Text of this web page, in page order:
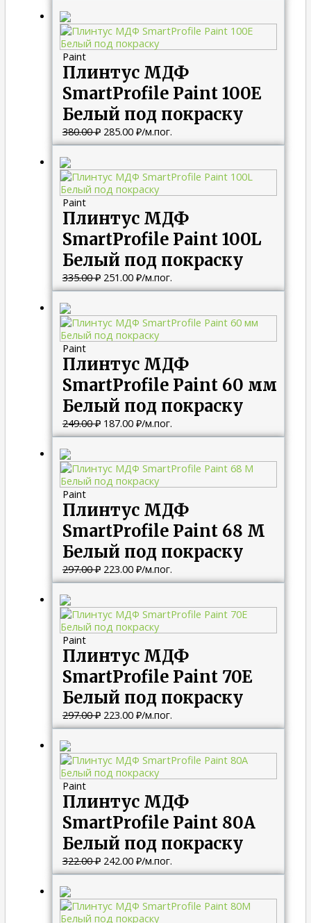
Paint
Плинтус МДФ
SmartProfile Paint 100E
Белый под покраску
380.00₽
составляла
380.00 ₽.
285.00 ₽
285.00 ₽.
/м.пог.
Paint
Плинтус МДФ
SmartProfile Paint 100L
Белый под покраску
335.00₽
составляла
335.00 ₽.
251.00 ₽
251.00 ₽.
/м.пог.
Paint
Плинтус МДФ
SmartProfile Paint 60 мм
Белый под покраску
249.00₽
составляла
249.00 ₽.
187.00 ₽
187.00 ₽.
/м.пог.
Paint
Плинтус МДФ
SmartProfile Paint 68 M
Белый под покраску
297.00₽
составляла
297.00 ₽.
223.00 ₽
223.00 ₽.
/м.пог.
Paint
Плинтус МДФ
SmartProfile Paint 70E
Белый под покраску
297.00₽
составляла
297.00 ₽.
223.00 ₽
223.00 ₽.
/м.пог.
Paint
Плинтус МДФ
SmartProfile Paint 80A
Белый под покраску
322.00₽
составляла
322.00 ₽.
242.00 ₽
242.00 ₽.
/м.пог.
составляла
322.00 ₽.
242.00 ₽.